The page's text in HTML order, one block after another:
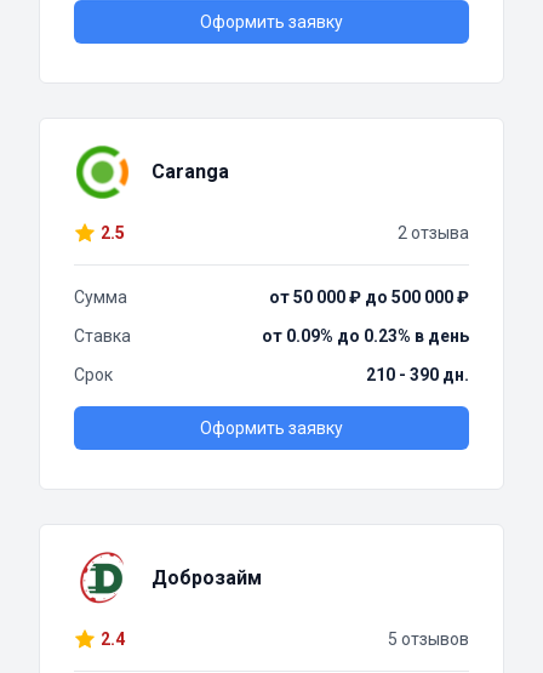
Оформить заявку
Caranga
2.5 2 отзыва
Сумма
от 50 000 ₽ до 500 000 ₽
Ставка
от 0.09% до 0.23% в день
Срок
210 - 390 дн.
Оформить заявку
Доброзайм
2.4 5 отзывов